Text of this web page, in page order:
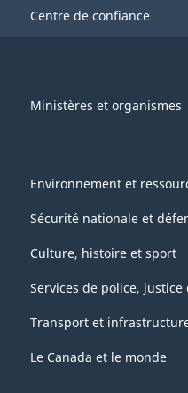
Centre de confiance
Ministères et organismes
Environnement et
Sécurité nationale et
Culture, histoire et sport
Services de police, justice
Transport et
Le Canada et le monde